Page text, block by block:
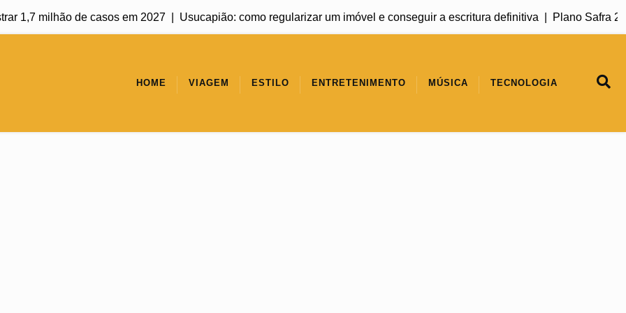
milhão de casos em 2027 |Usucapião: como regularizar um imóvel e conseguir a escritura definitiva |Plano Safra 2026/
HOME VIAGEM ESTILO ENTRETENIMENTO MÚSICA TECNOLOGIA